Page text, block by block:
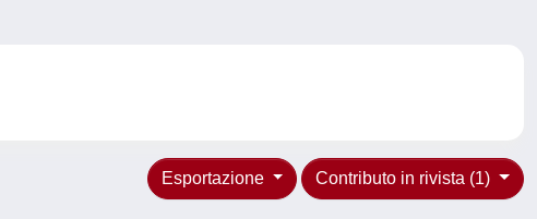
Contributo in rivista (1)
Esportazione